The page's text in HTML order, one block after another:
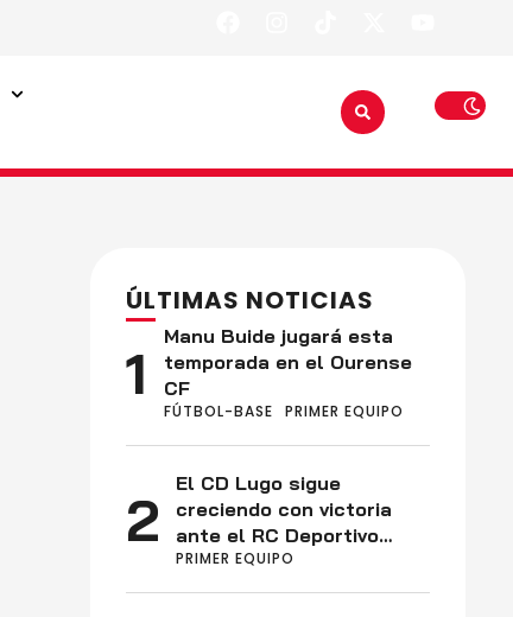
ÚLTIMAS NOTICIAS
1
Manu Buide jugará esta
temporada en el Ourense
CF
FÚTBOL-BASE PRIMER EQUIPO
2
El CD Lugo sigue
creciendo con victoria
ante el RC Deportivo
Fabril (2-0)
PRIMER EQUIPO